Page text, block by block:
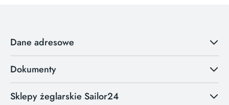
Dane adresowe
Dokumenty
Sklepy żeglarskie Sailor24